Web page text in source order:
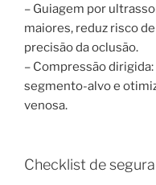
– Guiagem por
maiores, reduz risco
precisão da oclusão.
– Compressão
segmento-alvo e
venosa.
Checklist de